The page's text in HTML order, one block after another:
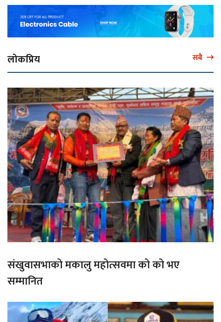
लोकप्रिय सबै
संखुवासभाको मकालु महोत्सवमा को को भए
सम्मानित